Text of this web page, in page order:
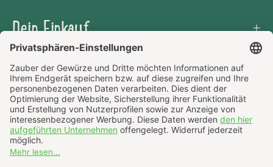
Dein Einkauf
Häufige Fragen
Über uns